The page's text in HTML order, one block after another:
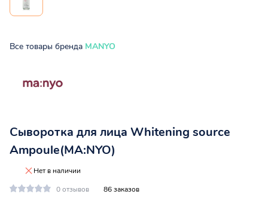
Все товары бренда MANYO
Сыворотка для лица Whitening source
Ampoule(MA:NYO)
Нет в наличии
0 отзывов
86 заказов